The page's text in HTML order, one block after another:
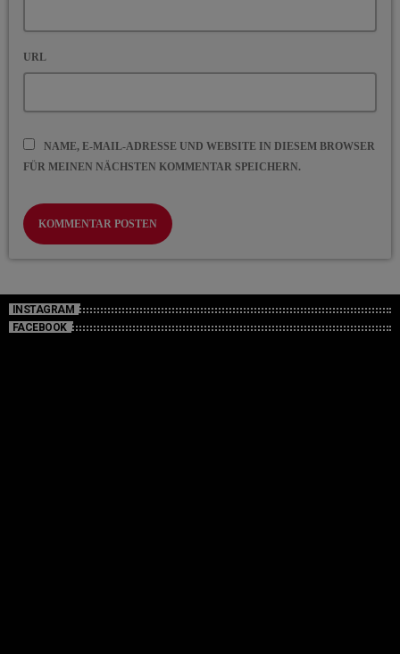
URL
NAME, E-MAIL-ADRESSE UND WEBSITE IN DIESEM BROWSER
FÜR MEINEN NÄCHSTEN KOMMENTAR SPEICHERN.
INSTAGRAM
FACEBOOK